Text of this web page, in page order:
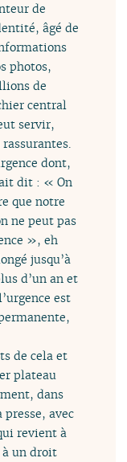
de
âgé de
photos,
de
central
servir,
dont,
dit : « On
que notre
ne peut pas
», eh
jusqu’à
d’un an et
est
de cela et
plateau
dans
avec
revient à
à un droit